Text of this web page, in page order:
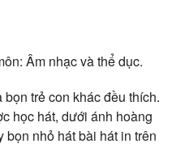
Âm nhạc và thể dục.
trẻ con khác đều thích.
học hát, dưới ánh hoàng
bọn nhỏ hát bài hát in trên